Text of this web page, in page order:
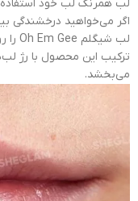
لب همرنگ لب خود استفاده
اگر می‌خواهید درخشندگی
لب شیگلم Oh Em Gee را روی مرکز لب‌ها بیشتر بزنید.
ترکیب این محصول با رژ
می‌بخشد.